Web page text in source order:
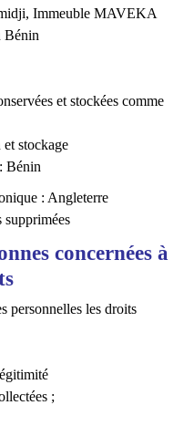
Immeuble MAVEKA
Bénin
et stockées comme
stockage
Bénin
: Angleterre
supprimées
concernées à
personnelles les droits
;